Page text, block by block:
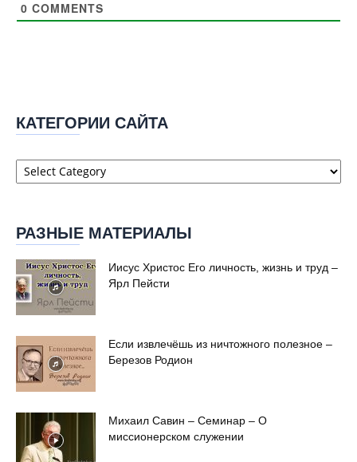
0 COMMENTS
КАТЕГОРИИ САЙТА
Категории
сайта
РАЗНЫЕ МАТЕРИАЛЫ
Иисус Христос Его личность, жизнь и труд –
Ярл Пейсти
Если извлечёшь из ничтожного полезное –
Березов Родион
Михаил Савин – Семинар – О
миссионерском служении